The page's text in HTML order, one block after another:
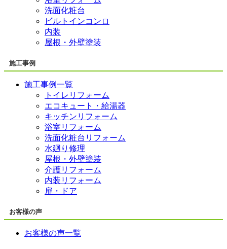
洗面化粧台
ビルトインコンロ
内装
屋根・外壁塗装
施工事例
施工事例一覧
トイレリフォーム
エコキュート・給湯器
キッチンリフォーム
浴室リフォーム
洗面化粧台リフォーム
水廻り修理
屋根・外壁塗装
介護リフォーム
内装リフォーム
扉・ドア
お客様の声
お客様の声一覧